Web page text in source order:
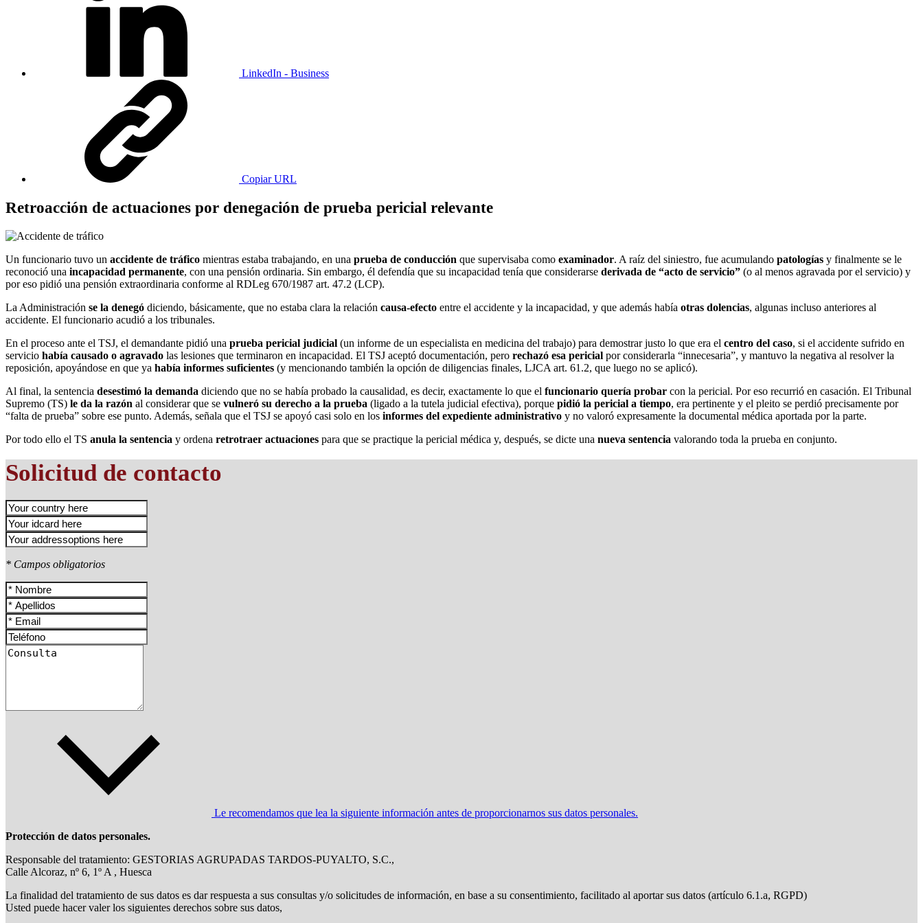
LinkedIn - Business
Copiar URL
Retroacción de actuaciones por denegación de prueba pericial relevante
Un funcionario tuvo un accidente de tráfico mientras estaba trabajando, en una prueba de conducción que supervisaba como examinador. A raíz del siniestro, fue acumulando patologías y finalmente se le
reconoció una incapacidad permanente, con una pensión ordinaria. Sin embargo, él defendía que su incapacidad tenía que considerarse derivada de “acto de servicio” (o al menos agravada por el servicio) y
por eso pidió una pensión extraordinaria conforme al RDLeg 670/1987 art. 47.2 (LCP).
La Administración se la denegó diciendo, básicamente, que no estaba clara la relación causa‑efecto entre el accidente y la incapacidad, y que además había otras dolencias, algunas incluso anteriores al
accidente. El funcionario acudió a los tribunales.
En el proceso ante el TSJ, el demandante pidió una prueba pericial judicial (un informe de un especialista en medicina del trabajo) para demostrar justo lo que era el centro del caso, si el accidente sufrido en
servicio había causado o agravado las lesiones que terminaron en incapacidad. El TSJ aceptó documentación, pero rechazó esa pericial por considerarla “innecesaria”, y mantuvo la negativa al resolver la
reposición, apoyándose en que ya había informes suficientes (y mencionando también la opción de diligencias finales, LJCA art. 61.2, que luego no se aplicó).
Al final, la sentencia desestimó la demanda diciendo que no se había probado la causalidad, es decir, exactamente lo que el funcionario quería probar con la pericial. Por eso recurrió en casación. El Tribunal
Supremo (TS) le da la razón al considerar que se vulneró su derecho a la prueba (ligado a la tutela judicial efectiva), porque pidió la pericial a tiempo, era pertinente y el pleito se perdió precisamente por
“falta de prueba” sobre ese punto. Además, señala que el TSJ se apoyó casi solo en los informes del expediente administrativo y no valoró expresamente la documental médica aportada por la parte.
Por todo ello el TS anula la sentencia y ordena retrotraer actuaciones para que se practique la pericial médica y, después, se dicte una nueva sentencia valorando toda la prueba en conjunto.
Solicitud de contacto
* Campos obligatorios
Le recomendamos que lea la siguiente información antes de proporcionarnos sus datos personales.
Protección de datos personales.
Responsable del tratamiento: GESTORIAS AGRUPADAS TARDOS-PUYALTO, S.C.,
Calle Alcoraz, nº 6, 1º A , Huesca
La finalidad del tratamiento de sus datos es dar respuesta a sus consultas y/o solicitudes de información, en base a su consentimiento, facilitado al aportar sus datos (artículo 6.1.a, RGPD)
Usted puede hacer valer los siguientes derechos sobre sus datos,